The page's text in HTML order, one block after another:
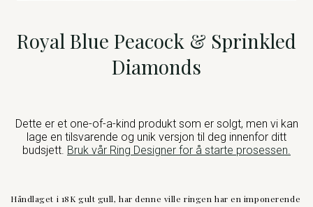
Royal Blue Peacock & Sprinkled
Diamonds
Dette er et one-of-a-kind produkt som er solgt, men vi kan
lage en tilsvarende og unik versjon til deg innenfor ditt
budsjett. Bruk vår Ring Designer for å starte prosessen.
Håndlaget i 18K gult gull, har denne ville ringen har en imponerende